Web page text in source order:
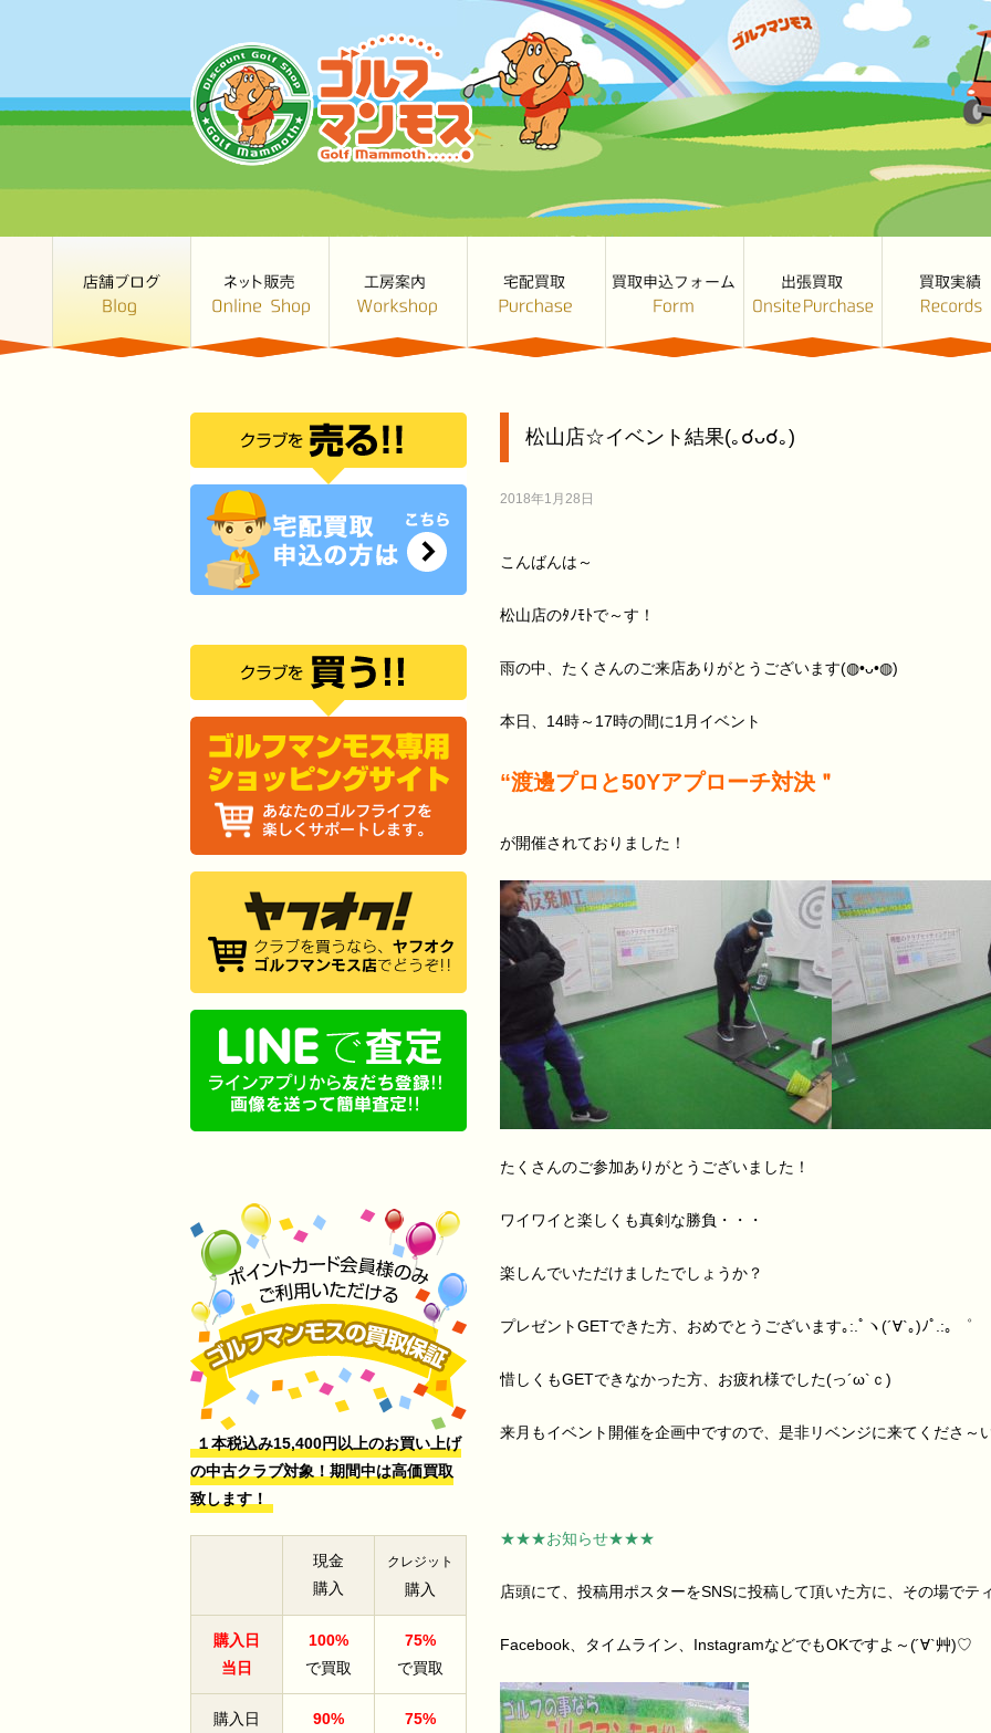
松山店☆イベント結果(｡☌ᴗ☌｡)
2018年1月28日
こんばんは～
松山店のﾀﾉﾓﾄで～す！
雨の中、たくさんのご来店ありがとうございます(◍•ᴗ•◍)
本日、14時～17時の間に1月イベント
“渡邊プロと50Yアプローチ対決＂
が開催されておりました！
たくさんのご参加ありがとうございました！
ワイワイと楽しくも真剣な勝負・・・
楽しんでいただけましたでしょうか？
プレゼントGETできた方、おめでとうございます｡:.ﾟヽ(´∀`｡)ﾉﾟ.:｡ ゜
惜しくもGETできなかった方、お疲れ様でした(っ´ω`ｃ)
★★★お知らせ★★★
店頭にて、投稿用ポスターをSNSに投稿して頂いた方に、その場でテ
Facebook、タイムライン、InstagramなどでもOKですよ～(´∀`艸)♡
１本税込み15,400円以上のお買い上げ
の中古クラブ対象！期間中は高価買取
致します！
現金
購入
クレジット
購入
購入日
当日
100%
で買取
75%
で買取
購入日
90%
75%